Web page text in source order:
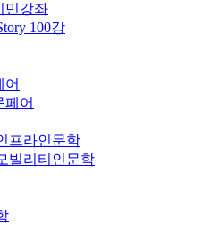
민강좌
100강
어
페어
프라인문학
빌리티인문학